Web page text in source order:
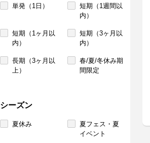
単発（1日）
短期（1週間以
内）
短期（1ヶ月以
内）
短期（3ヶ月以
内）
長期（3ヶ月以
上）
春/夏/冬休み期
間限定
シーズン
夏休み
夏フェス・夏
イベント